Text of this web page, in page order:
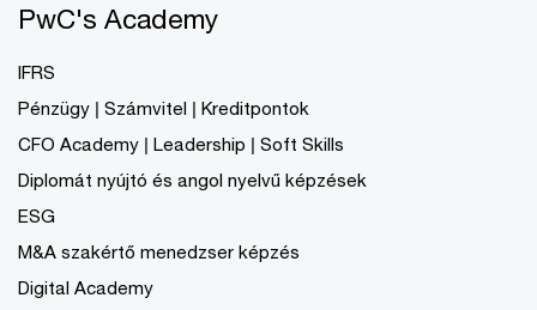
PwC's Academy
IFRS
Pénzügy | Számvitel | Kreditpontok
CFO Academy | Leadership | Soft Skills
Diplomát nyújtó és angol nyelvű képzések
ESG
M&A szakértő menedzser képzés
Digital Academy